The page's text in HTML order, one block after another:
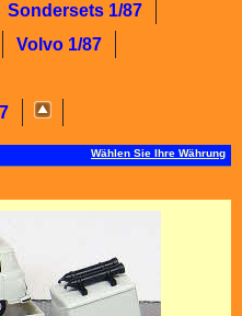
Sondersets 1/87
Volvo 1/87
Wählen Sie Ihre Währung